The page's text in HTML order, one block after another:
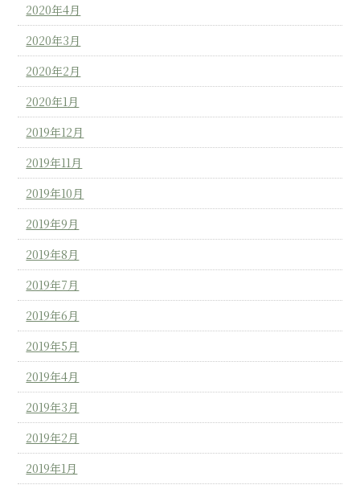
2020年4月
2020年3月
2020年2月
2020年1月
2019年12月
2019年11月
2019年10月
2019年9月
2019年8月
2019年7月
2019年6月
2019年5月
2019年4月
2019年3月
2019年2月
2019年1月